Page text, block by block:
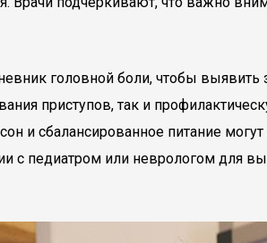
головной боли, чтобы
приступов, так и
и сбалансированное питание могут
с педиатром или неврологом для